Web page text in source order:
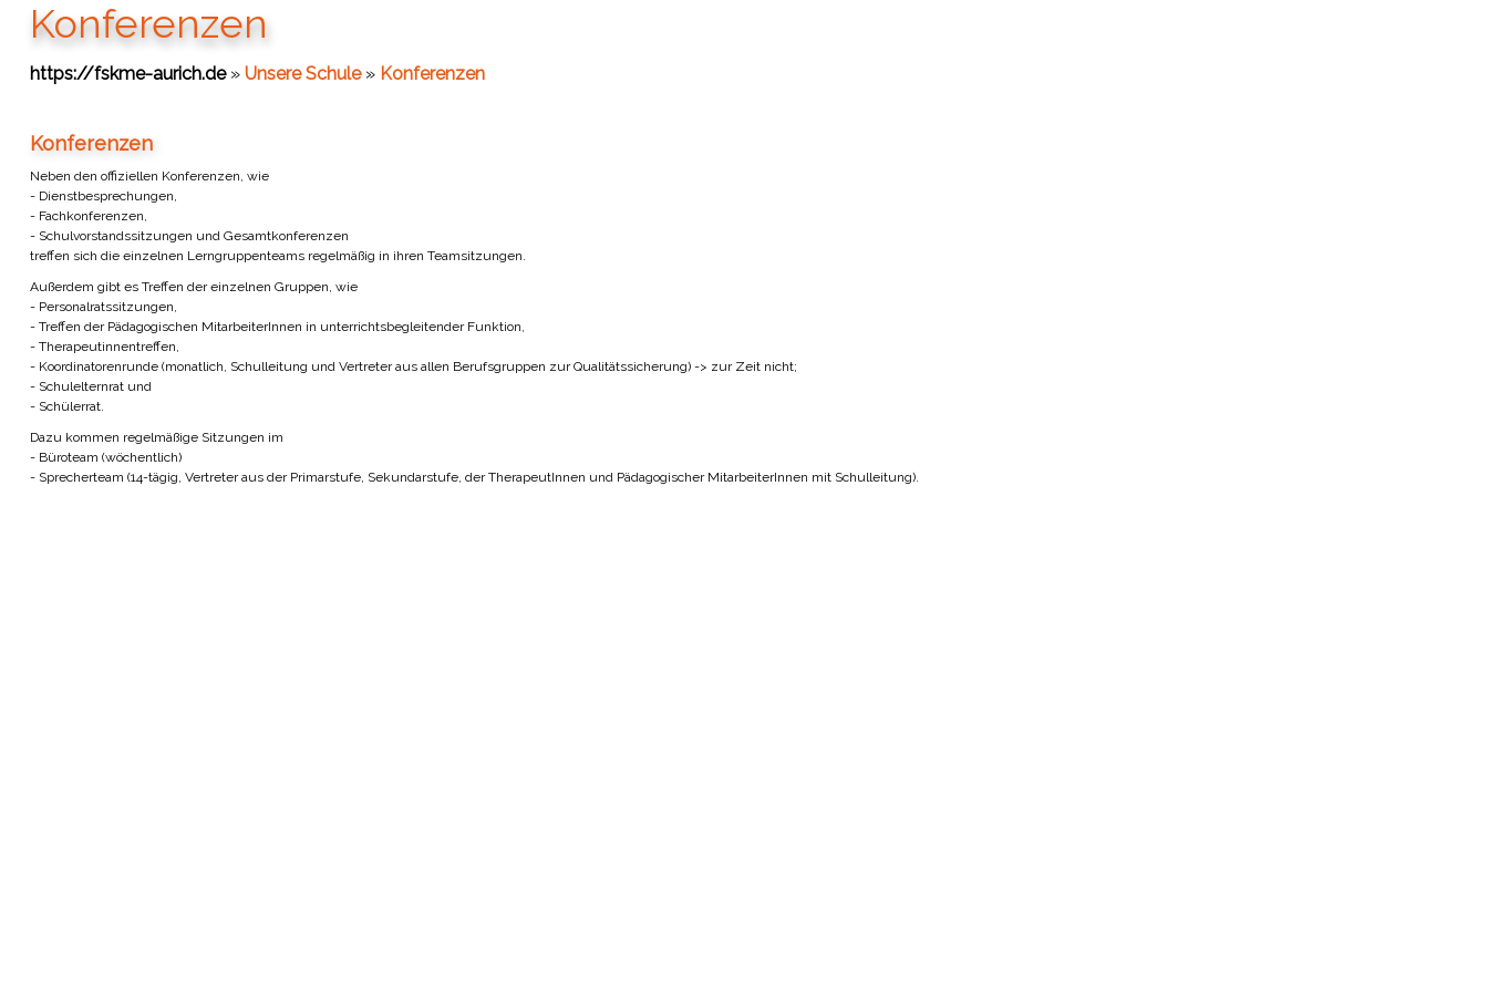
Konferenzen
https://fskme-aurich.de» Unsere Schule» Konferenzen
Konferenzen
Neben den offiziellen Konferenzen, wie
- Dienstbesprechungen,
- Fachkonferenzen,
- Schulvorstandssitzungen und Gesamtkonferenzen
treffen sich die einzelnen Lerngruppenteams regelmäßig in ihren Teamsitzungen.
Außerdem gibt es Treffen der einzelnen Gruppen, wie
- Personalratssitzungen,
- Treffen der Pädagogischen MitarbeiterInnen in unterrichtsbegleitender Funktion,
- Therapeutinnentreffen,
- Koordinatorenrunde (monatlich, Schulleitung und Vertreter aus allen Berufsgruppen zur Qualitätssicherung) -> zur Zeit nicht;
- Schulelternrat und
- Schülerrat.
Dazu kommen regelmäßige Sitzungen im
- Büroteam (wöchentlich)
- Sprecherteam (14-tägig, Vertreter aus der Primarstufe, Sekundarstufe, der TherapeutInnen und Pädagogischer MitarbeiterInnen mit Schulleitung).